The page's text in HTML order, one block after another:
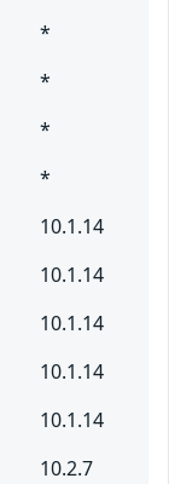
*
*
*
*
10.1.14
10.1.14
10.1.14
10.1.14
10.1.14
10.2.7